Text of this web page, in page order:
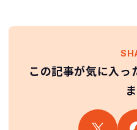
この記事が気に入っ